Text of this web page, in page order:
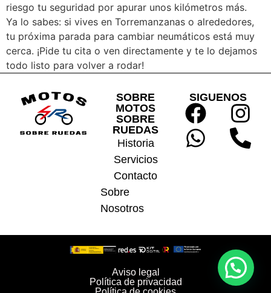
riesgo tu seguridad por apurar unos kilómetros más.
Ya lo sabes: si vives en Torremanzanas o alrededores,
tu próxima parada para cambiar neumáticos está muy
cerca. ¡Pide tu cita o ven directamente y te lo dejamos
todo listo para volver a rodar!
SOBRE
MOTOS
SOBRE
RUEDAS
Historia
Servicios
Contacto
Sobre
Nosotros
SIGUENOS
Aviso legal
Política de privacidad